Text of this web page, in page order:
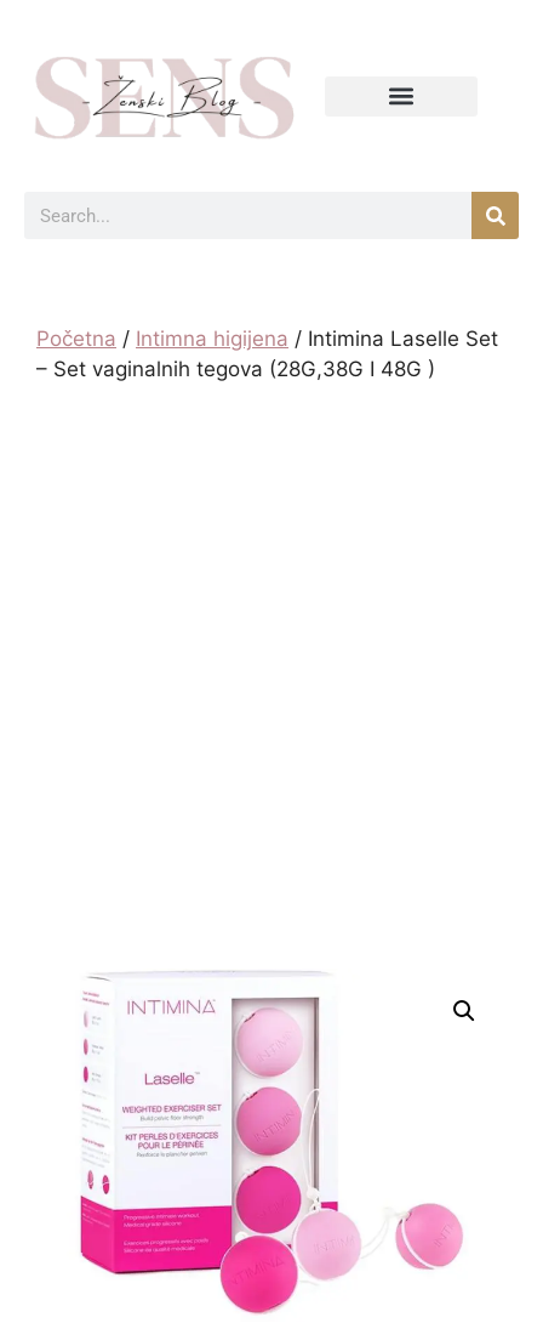
Početna / Intimna higijena / Intimina Laselle Set
– Set vaginalnih tegova (28G,38G I 48G )